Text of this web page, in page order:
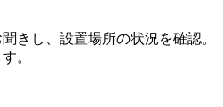
きし、設置場所の状況を確認。
。